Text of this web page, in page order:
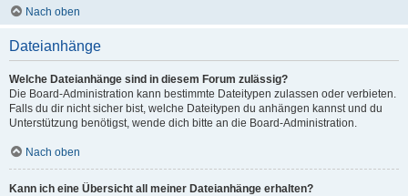
Nach oben
Dateianhänge
Welche Dateianhänge sind in diesem Forum zulässig?
Die Board-Administration kann bestimmte Dateitypen zulassen oder verbieten.
Falls du dir nicht sicher bist, welche Dateitypen du anhängen kannst und du
Unterstützung benötigst, wende dich bitte an die Board-Administration.
Nach oben
Kann ich eine Übersicht all meiner Dateianhänge erhalten?